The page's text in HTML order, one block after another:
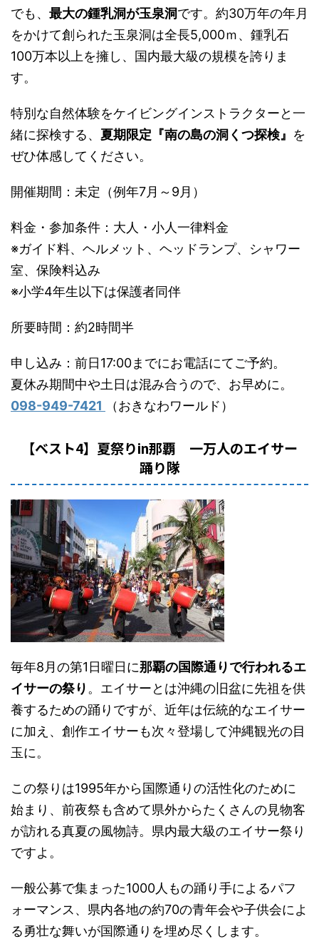
でも、 最大の鍾乳洞が玉泉洞です。約30万年の年月
をかけて創られた玉泉洞は全長5,000ｍ、鍾乳石
100万本以上を擁し、国内最大級の規模を誇りま
す。
特別な自然体験をケイビングインストラクターと一
緒に探検する、 夏期限定『南の島の洞くつ探検』 を
ぜひ体感してください。
開催期間：未定（例年7月～9月）
料金・参加条件：大人・小人一律料金
※ガイド料、ヘルメット、ヘッドランプ、シャワー
室、保険料込み
※小学4年生以下は保護者同伴
所要時間：約2時間半
申し込み：前日17:00までにお電話にてご予約。
夏休み期間中や土日は混み合うので、お早めに。
098-949-7421
（おきなわワールド）
【ベスト4】夏祭りin那覇 一万人のエイサー
踊り隊
毎年8月の第1日曜日に那覇の国際通りで行われるエ
イサーの祭り 。エイサーとは沖縄の旧盆に先祖を供
養するための踊りですが、近年は伝統的なエイサー
に加え、創作エイサーも次々登場して沖縄観光の目
玉に。
この祭りは1995年から国際通りの活性化のために
始まり、前夜祭も含めて県外からたくさんの見物客
が訪れる真夏の風物詩。県内最大級のエイサー祭り
ですよ。
一般公募で集まった1000人もの踊り手によるパフ
ォーマンス、県内各地の約70の青年会や子供会によ
る勇壮な舞いが国際通りを埋め尽くします。